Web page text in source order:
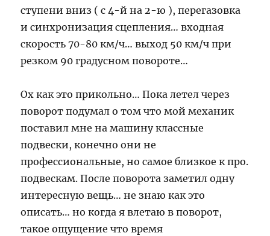
ступени вниз ( с 4-й на 2-ю ), перегазовка
и синхронизация сцепления… входная
скорость 70-80 км/ч… выход 50 км/ч при
резком 90 градусном повороте…
Ох как это прикольно… Пока летел через
поворот подумал о том что мой механик
поставил мне на машину классные
подвески, конечно они не
профессиональные, но самое близкое к про.
подвескам. После поворота заметил одну
интересную вещь… не знаю как это
описать… но когда я влетаю в поворот,
такое ощущение что время